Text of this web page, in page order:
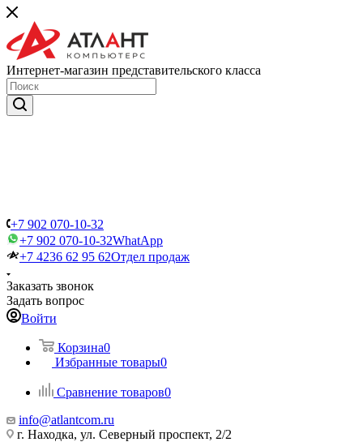
Интернет-магазин представительского класса
+7 902 070-10-32
+7 902 070-10-32WhatApp
+7 4236 62 95 62Отдел продаж
Заказать звонок
Задать вопрос
Войти
Корзина0
Избранные товары0
Сравнение товаров0
info@atlantcom.ru
г. Находка, ул. Северный проспект, 2/2